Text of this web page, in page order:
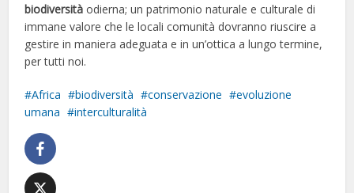
biodiversitàodierna; un patrimonio naturale e culturale di
immane valore che le locali comunità dovranno riuscire a
gestire in maniera adeguata e in un’ottica a lungo termine,
per tutti noi.
Africa biodiversità conservazione
evoluzione
umana
interculturalità